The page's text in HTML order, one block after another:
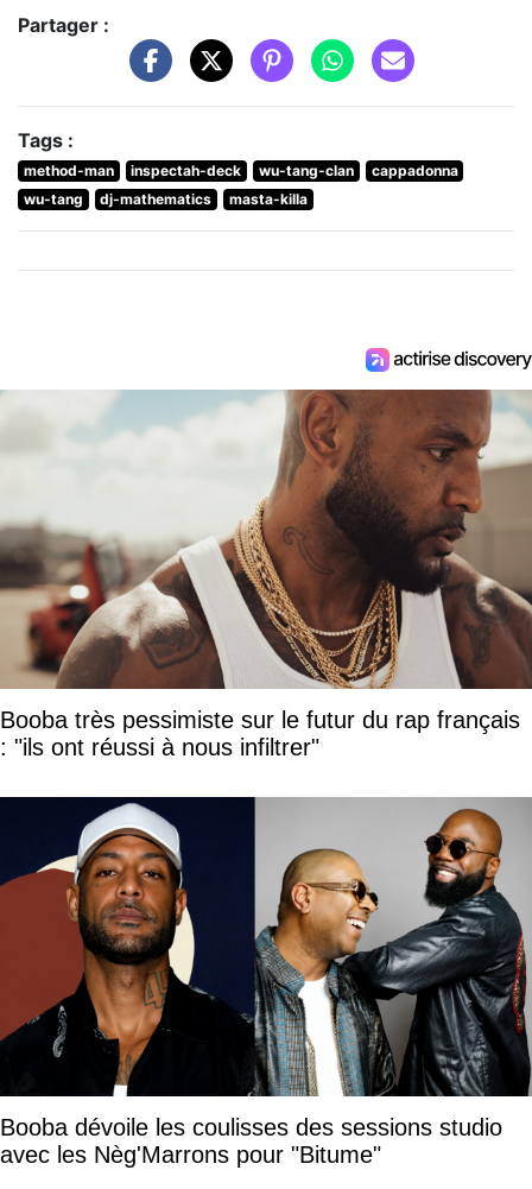
Partager :
Tags :
method-man inspectah-deck wu-tang-clan
cappadonna
wu-tang
dj-mathematics masta-killa
Booba très pessimiste sur le futur du rap français
: "ils ont réussi à nous infiltrer"
Booba dévoile les coulisses des sessions studio
avec les Nèg'Marrons pour "Bitume"